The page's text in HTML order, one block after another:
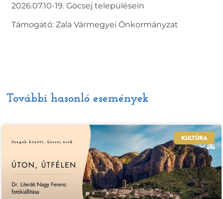
2026.07.10-19. Göcsej településein
Támogató: Zala Vármegyei Önkormányzat
További hasonló események
KULTÚRA